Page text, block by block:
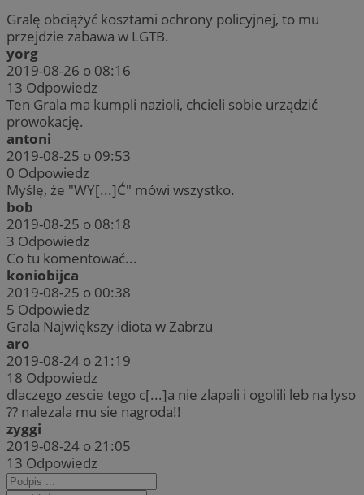
Gralę obciążyć kosztami ochrony policyjnej, to mu
przejdzie zabawa w LGTB.
yorg
2019-08-26 o 08:16
13 Odpowiedz
Ten Grala ma kumpli nazioli, chcieli sobie urządzić
prowokację.
antoni
2019-08-25 o 09:53
0 Odpowiedz
Myślę, że "WY[...]Ć" mówi wszystko.
bob
2019-08-25 o 08:18
3 Odpowiedz
Co tu komentować...
koniobijca
2019-08-25 o 00:38
5 Odpowiedz
Grala Największy idiota w Zabrzu
aro
2019-08-24 o 21:19
18 Odpowiedz
dlaczego zescie tego c[...]a nie zlapali i ogolili leb na lyso
?? nalezala mu sie nagroda!!
zyggi
2019-08-24 o 21:05
13 Odpowiedz